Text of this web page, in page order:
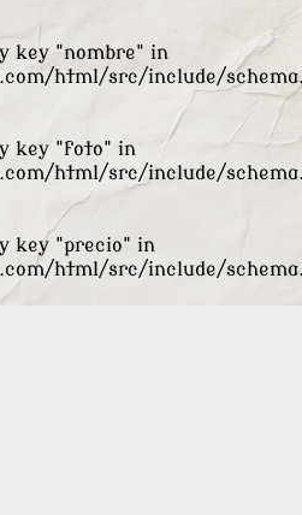
key "nombre" in
html/src/include/
key "foto" in
html/src/include/
key "precio" in
html/src/include/